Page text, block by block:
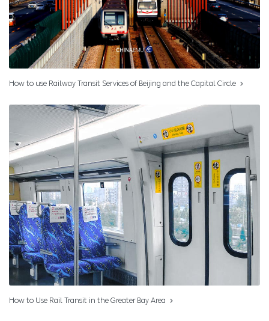
How to use Railway Transit Services of Beijing and the Capital Circle
How to Use Rail Transit in the Greater Bay Area